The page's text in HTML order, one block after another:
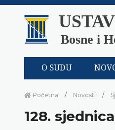
Bosne i
O SUDU
Početna Novosti
128.